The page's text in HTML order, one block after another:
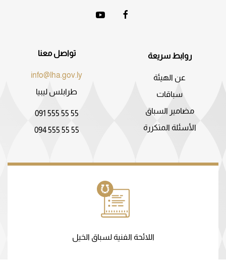
روابط سريعة
عن الهيئة
سباقات
مضامير السباق
الأسئلة المتكررة
تواصل معنا
info@lha.gov.ly
طرابلس ليبيا
091 555 55 55
094 555 55 55
اللائحة الفنية لسباق الخيل